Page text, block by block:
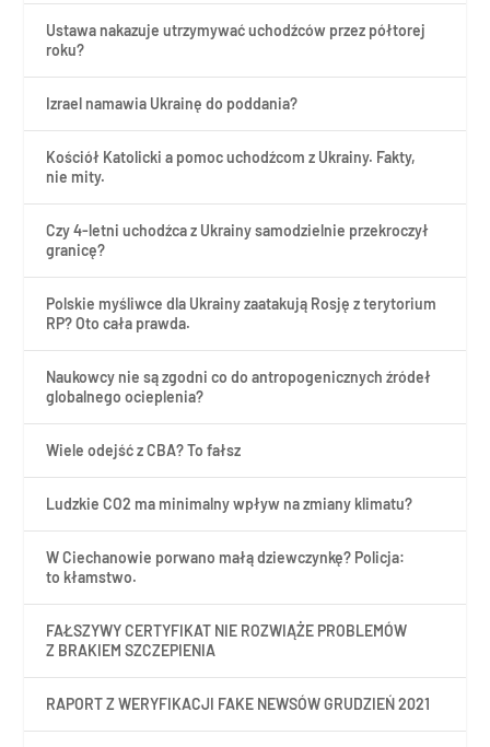
Ustawa nakazuje utrzymywać uchodźców przez półtorej
roku?
Izrael namawia Ukrainę do poddania?
Kościół Katolicki a pomoc uchodźcom z Ukrainy. Fakty,
nie mity.
Czy 4-letni uchodźca z Ukrainy samodzielnie przekroczył
granicę?
Polskie myśliwce dla Ukrainy zaatakują Rosję z terytorium
RP? Oto cała prawda.
Naukowcy nie są zgodni co do antropogenicznych źródeł
globalnego ocieplenia?
Wiele odejść z CBA? To fałsz
Ludzkie CO2 ma minimalny wpływ na zmiany klimatu?
W Ciechanowie porwano małą dziewczynkę? Policja:
to kłamstwo.
FAŁSZYWY CERTYFIKAT NIE ROZWIĄŻE PROBLEMÓW
Z BRAKIEM SZCZEPIENIA
RAPORT Z WERYFIKACJI FAKE NEWSÓW GRUDZIEŃ 2021